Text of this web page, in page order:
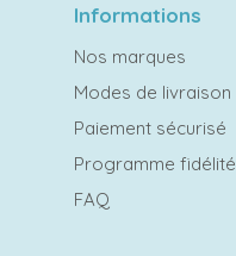
Informations
Nos marques
Modes de livraison
Paiement sécurisé
Programme fidélité
FAQ